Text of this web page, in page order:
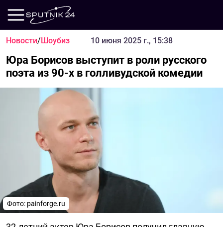
Новости/Шоубиз 10 июня 2025 г., 15:38
Юра Борисов выступит в роли русского
поэта из 90-х в голливудской комедии
Фото: painforge.ru